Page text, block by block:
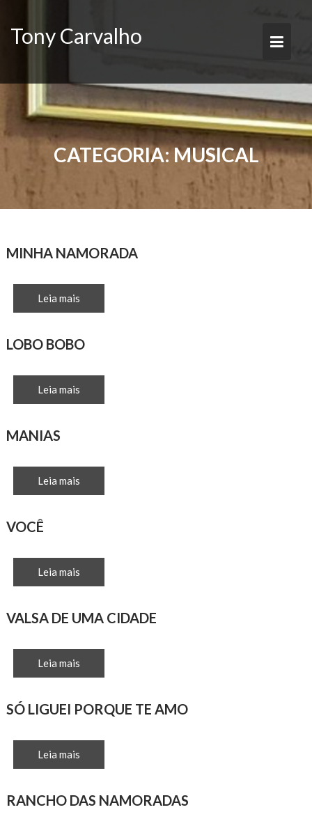
content
Tony Carvalho
CATEGORIA:MUSICAL
MINHA NAMORADA
Leia mais
LOBO BOBO
Leia mais
MANIAS
Leia mais
VOCÊ
Leia mais
VALSA DE UMA CIDADE
Leia mais
SÓ LIGUEI PORQUE TE AMO
Leia mais
RANCHO DAS NAMORADAS